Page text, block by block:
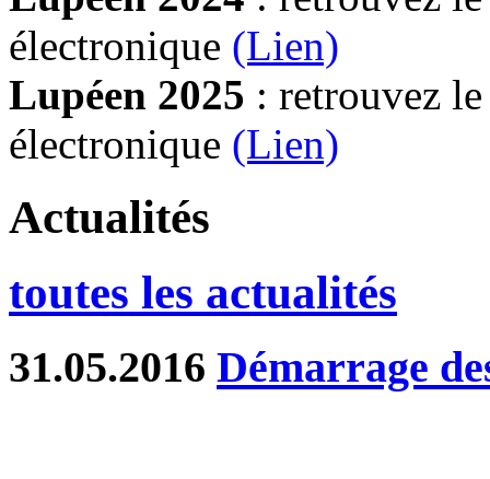
électronique (Lien)
Lupéen 2025 : retrouvez
électronique (Lien)
Actualités
toutes les actualités
31.05.2016 Démarrage